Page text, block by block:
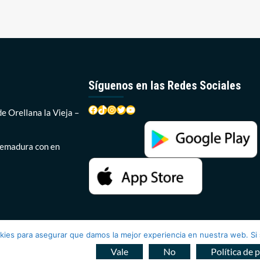
Orellana la Vieja –
con en
Síguenos en las Redes Sociales
Facebook
TikTok
Instagram
Twitter
YouTube
Costa Dulce Radio 2026© Todos los derechos reservados
para asegurar que damos la mejor experiencia en nuestra web.
Vale No Política de